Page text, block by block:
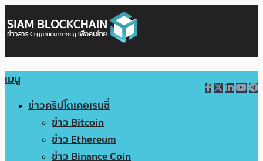
เมนู
ข่าวคริปโตเคอเรนซี่
ข่าว Bitcoin
ข่าว Ethereum
ข่าว Binance Coin